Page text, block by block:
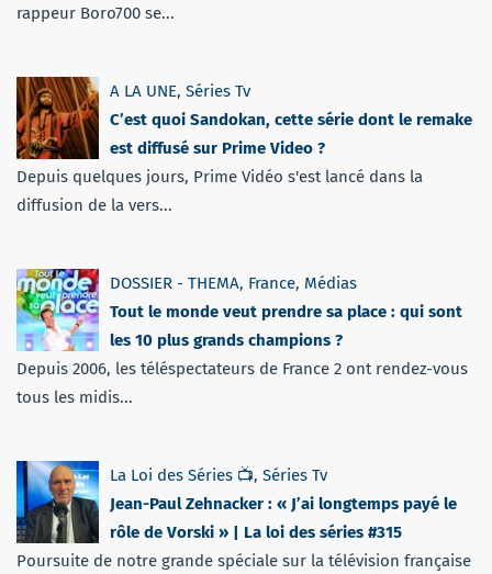
rappeur Boro700 se...
A LA UNE, Séries Tv
C’est quoi Sandokan, cette série dont le remake
est diffusé sur Prime Video ?
Depuis quelques jours, Prime Vidéo s'est lancé dans la
diffusion de la vers...
DOSSIER - THEMA, France, Médias
Tout le monde veut prendre sa place : qui sont
les 10 plus grands champions ?
Depuis 2006, les téléspectateurs de France 2 ont rendez-vous
tous les midis...
La Loi des Séries 📺, Séries Tv
Jean-Paul Zehnacker : « J’ai longtemps payé le
rôle de Vorski » | La loi des séries #315
Poursuite de notre grande spéciale sur la télévision française